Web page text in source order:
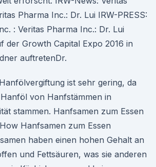
Pharma Inc.: Dr. Lui IRW-PRESS:
: Veritas Pharma Inc.: Dr. Lui
der Growth Capital Expo 2016 in
auftretenDr.
ist sehr gering, da
von Hanfstämmen in
stammen. Hanfsamen zum Essen
Hanfsamen zum Essen
haben einen hohen Gehalt an
und Fettsäuren, was sie anderen